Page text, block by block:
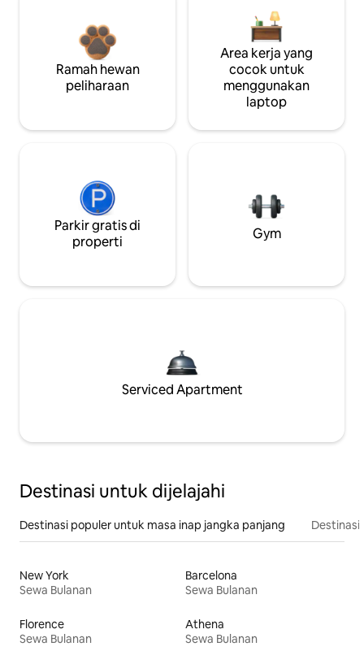
Ramah hewan
peliharaan
Area kerja yang
cocok untuk
menggunakan
laptop
Parkir gratis di
properti
Gym
Serviced Apartment
Destinasi untuk dijelajahi
Destinasi populer untuk masa inap jangka panjang Destinasi
New York
Sewa Bulanan
Barcelona
Sewa Bulanan
Florence
Sewa Bulanan
Athena
Sewa Bulanan